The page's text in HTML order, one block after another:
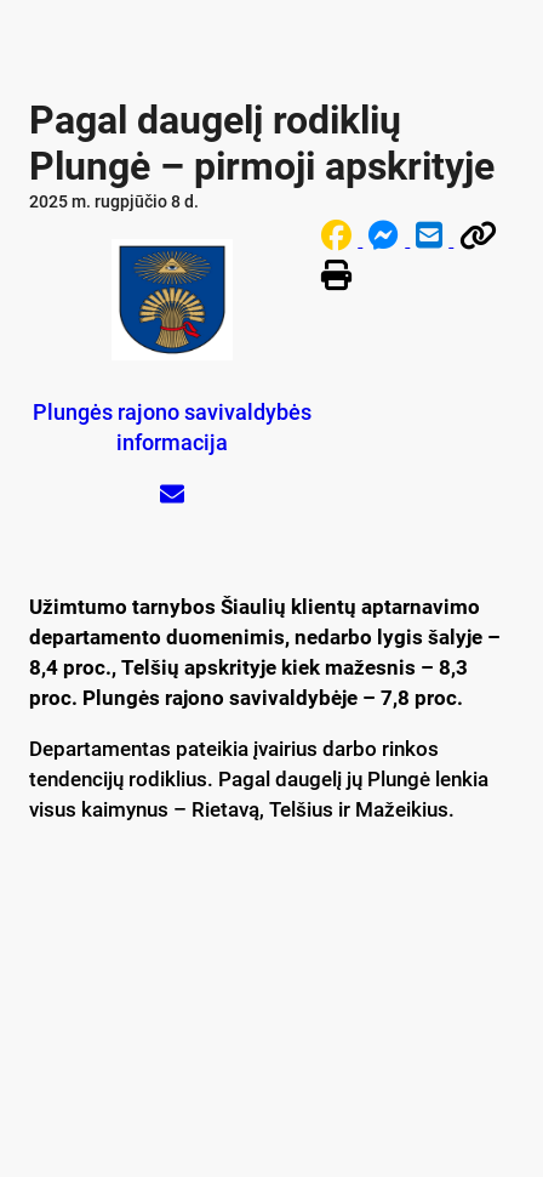
Pagal daugelį rodiklių
Plungė – pirmoji apskrityje
2025 m. rugpjūčio 8 d.
Plungės rajono savivaldybės
informacija
Užimtumo tarnybos Šiaulių klientų aptarnavimo
departamento duomenimis, nedarbo lygis šalyje –
8,4 proc., Telšių apskrityje kiek mažesnis – 8,3
proc. Plungės rajono savivaldybėje – 7,8 proc.
Departamentas pateikia įvairius darbo rinkos
tendencijų rodiklius. Pagal daugelį jų Plungė lenkia
visus kaimynus – Rietavą, Telšius ir Mažeikius.